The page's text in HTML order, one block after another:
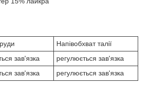
Напівобхват талії
зав'язка
регулюється зав'язка
зав'язка регулюється зав'язка